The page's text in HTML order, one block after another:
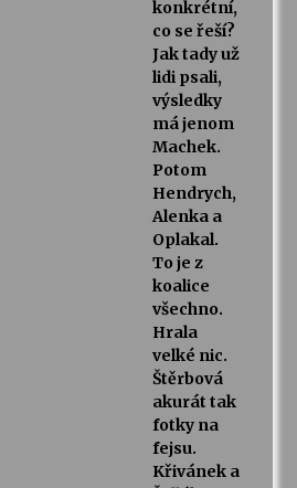
konkrétní,
co se řeší?
Jak tady už
lidi psali,
výsledky
má jenom
Machek.
Potom
Hendrych,
Alenka a
Oplakal.
To je z
koalice
všechno.
Hrala
velké nic.
Štěrbová
akurát tak
fotky na
fejsu.
Křivánek a